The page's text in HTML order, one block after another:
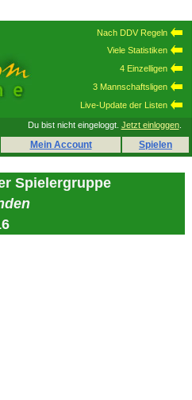
Nach DDV Regeln
Viele Statistiken
4 Einzelligen
3 Mannschaftsligen
Live-Update der Listen
Du bist nicht eingeloggt. Jetzt einloggen.
Mein Account Spielen
Spielergruppe